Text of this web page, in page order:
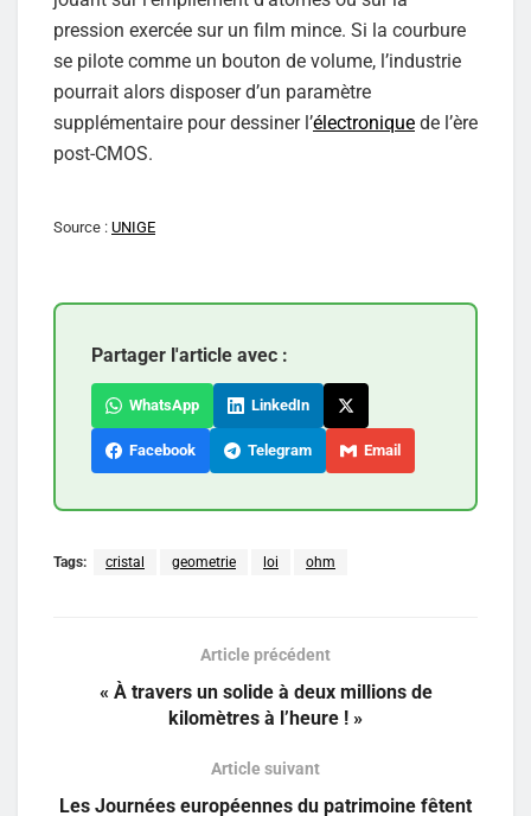
pression exercée sur un film mince. Si la courbure
se pilote comme un bouton de volume, l’industrie
pourrait alors disposer d’un paramètre
supplémentaire pour dessiner l’électronique de l’ère
post-CMOS.
Source : UNIGE
Partager l'article avec :
WhatsApp LinkedIn
Facebook Telegram Email
Tags: cristal geometrie loi ohm
Article précédent
« À travers un solide à deux millions de
kilomètres à l’heure ! »
Article suivant
Les Journées européennes du patrimoine fêtent